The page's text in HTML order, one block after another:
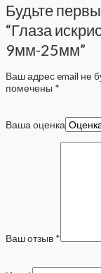
Будьте
“Глаза
9мм-25мм”
Ваш адрес email не
помечены *
Ваша оценка
Ваш отзыв *